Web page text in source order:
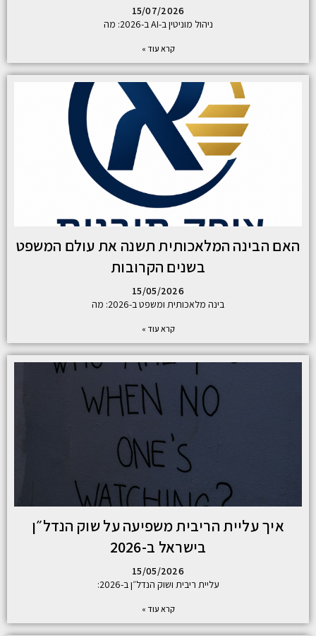
15/07/2026
ניהול מוניטין ב-AI ב-2026: מה
קרא עוד »
האם הבינה המלאכותית תשנה את עולם המשפט
בשנים הקרובות
15/05/2026
בינה מלאכותית ומשפט ב-2026: מה
קרא עוד »
איך עליית הריבית משפיעה על שוק הנדל״ן
בישראל ב-2026
15/05/2026
עליית ריבית ושוק הנדל״ן ב-2026:
קרא עוד »